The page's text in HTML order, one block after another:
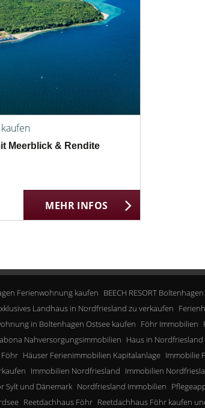
Meerblick & Rendite
MEHR INFOS
Ferienwohnung kaufen BEECH RESORT
Landhaus in Nordfriesland zu verkaufen
in Boltenhagen Ostsee kaufen Föhr Immobilien
Nahversorgungsimmobilien Haus in Nordfriesland
Föhr Häuser Ferienimmobilien Kapitalanlage Immobilie
Immobilien Nordfriesland Immobilien
Sylt und Dänemark Nordfriesland Immobilien
Reetdachhaus Föhr Reetdachhaus Föhr kaufen